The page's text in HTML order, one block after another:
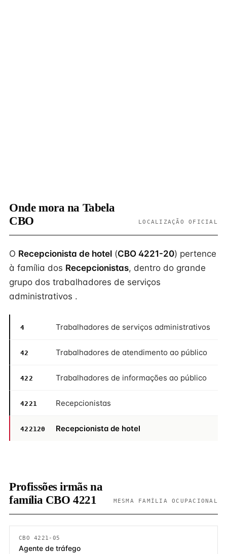
Onde mora na Tabela
CBO
LOCALIZAÇÃO OFICIAL
O Recepcionista de hotel (CBO 4221-20) pertence
à família dos Recepcionistas, dentro do grande
grupo dos trabalhadores de serviços
administrativos .
4 Trabalhadores de serviços administrativos
42 Trabalhadores de atendimento ao público
422 Trabalhadores de informações ao público
4221 Recepcionistas
422120 Recepcionista de hotel
Profissões irmãs na
família CBO 4221
MESMA FAMÍLIA OCUPACIONAL
CBO 4221-05
Agente de tráfego